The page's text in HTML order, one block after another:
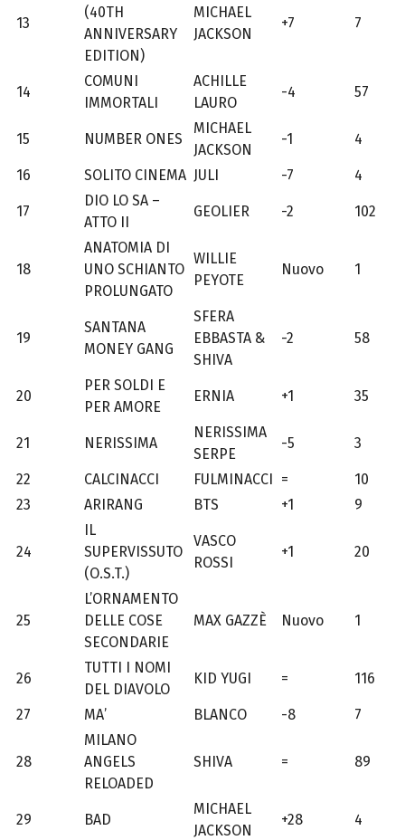
13
(40TH
ANNIVERSARY
EDITION)
MICHAEL
JACKSON
+7 7
14
COMUNI
IMMORTALI
ACHILLE
LAURO
-4 57
15 NUMBER ONES
MICHAEL
JACKSON
-1 4
16 SOLITO CINEMA JULI -7 4
17
DIO LO SA –
ATTO II
GEOLIER -2 102
18
ANATOMIA DI
UNO SCHIANTO
PROLUNGATO
WILLIE
PEYOTE
Nuovo 1
19
SANTANA
MONEY GANG
SFERA
EBBASTA &
SHIVA
-2 58
20
PER SOLDI E
PER AMORE
ERNIA +1 35
21 NERISSIMA
NERISSIMA
SERPE
-5 3
22 CALCINACCI FULMINACCI =
10
23
ARIRANG BTS +1 9
24
IL
SUPERVISSUTO
(O.S.T.)
VASCO
ROSSI
+1 20
25
L’ORNAMENTO
DELLE COSE
SECONDARIE
MAX GAZZÈ Nuovo 1
26
TUTTI I NOMI
DEL DIAVOLO
KID YUGI = 116
27 MA’ BLANCO -8 7
28
MILANO
ANGELS
RELOADED
SHIVA = 89
29 BAD
MICHAEL
JACKSON
+28 4